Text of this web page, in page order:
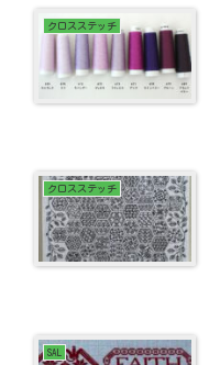
クロスステッチ
クロスステッチ
SAL